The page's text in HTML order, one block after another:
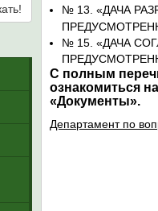
№ 13. «ДАЧА
№ 15. «ДАЧА
С полным
ознакомиться
«Документы».
Департамент по